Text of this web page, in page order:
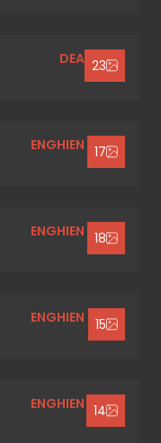
23
DEAUVILLE
17
ENGHIEN SOISY
18
ENGHIEN SOISY
15
ENGHIEN SOISY
14
ENGHIEN SOISY